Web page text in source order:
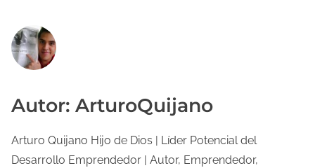
Autor: ArturoQuijano
Arturo Quijano Hijo de Dios | Líder Potencial del
Desarrollo Emprendedor | Autor, Emprendedor,